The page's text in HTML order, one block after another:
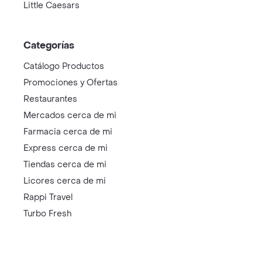
Little Caesars
Categorías
Catálogo Productos
Promociones y Ofertas
Restaurantes
Mercados cerca de mi
Farmacia cerca de mi
Express cerca de mi
Tiendas cerca de mi
Licores cerca de mi
Rappi Travel
Turbo Fresh